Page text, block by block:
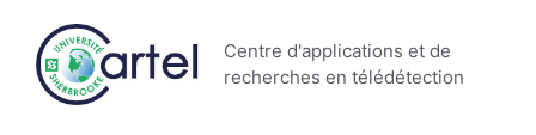
contenu
Centre d'applications et de
recherches en télédétection